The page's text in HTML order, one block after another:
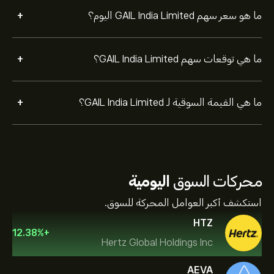
ما هو سعر سهم GAIL India Limited اليوم؟ +
ما هي توقعات سهم GAIL India Limited؟ +
ما هي القيمة السوقية لـ GAIL India Limited؟ +
محركات السوق اليومية
استكشف أكبر العوامل المحركة للسوق.
HTZ
Hertz Global Holdings Inc
+
12.38%
AEVA